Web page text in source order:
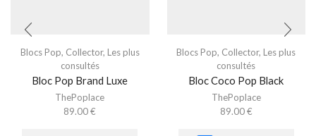
Blocs Pop, Collector, Les plus
consultés
Bloc Pop Brand Luxe
ThePoplace
89.00€
Blocs Pop, Collector, Les plus
consultés
Bloc Coco Pop Black
ThePoplace
89.00€